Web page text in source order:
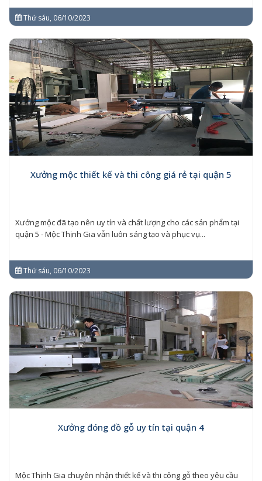
Thứ sáu, 06/10/2023
Xưởng mộc thiết kế và thi công giá rẻ tại quận 5
Xưởng mộc đã tạo nên uy tín và chất lượng cho các sản phẩm tại
quận 5 - Mộc Thịnh Gia vẫn luôn sáng tạo và phục vụ...
Thứ sáu, 06/10/2023
Xưởng đóng đồ gỗ uy tín tại quận 4
Mộc Thịnh Gia chuyên nhận thiết kế và thi công gỗ theo yêu cầu